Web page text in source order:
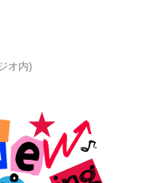
オ内)